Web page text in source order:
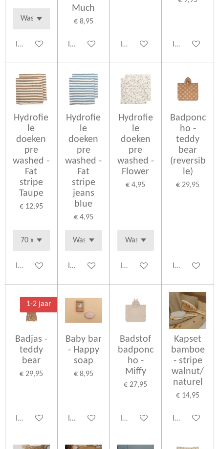
In winkelwagen
Much
€ 8,95
In winkelwagen In winkelwagen In
Hydrofie
le
doeken
pre
washed -
Fat
stripe
Taupe
€ 12,95
In winkelwagen
Hydrofie
le
doeken
pre
washed -
Fat
stripe
jeans
blue
€ 4,95
In winkelwagen
Hydrofie
le
doeken
pre
washed -
Flower
€ 4,95
In winkelwagen
Badponc
ho -
teddy
bear
(reversib
le)
€ 29,95
In
1-2 jaar
Badjas -
teddy
bear
€ 29,95
In winkelwagen
Baby bar
- Happy
soap
€ 8,95
In winkelwagen
Badstof
badponc
ho -
Miffy
€ 27,95
In winkelwagen
Kapset
bamboe
- stripe
walnut/
naturel
€ 14,95
In